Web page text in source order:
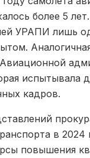
более 5
УРАПИ лишь
испытывала
кадров.
в 2024
повышения